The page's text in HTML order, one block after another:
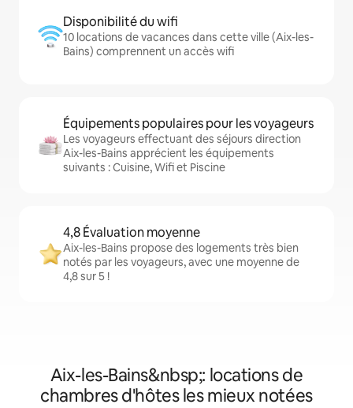
Disponibilité du wifi
10 locations de vacances dans cette ville (Aix-les-
Bains) comprennent un accès wifi
Équipements populaires pour les voyageurs
Les voyageurs effectuant des séjours direction
Aix-les-Bains apprécient les équipements
suivants : Cuisine, Wifi et Piscine
4,8 Évaluation moyenne
Aix-les-Bains propose des logements très bien
notés par les voyageurs, avec une moyenne de
4,8 sur 5 !
Aix-les-Bains&nbsp;: locations de
chambres d'hôtes les mieux notées